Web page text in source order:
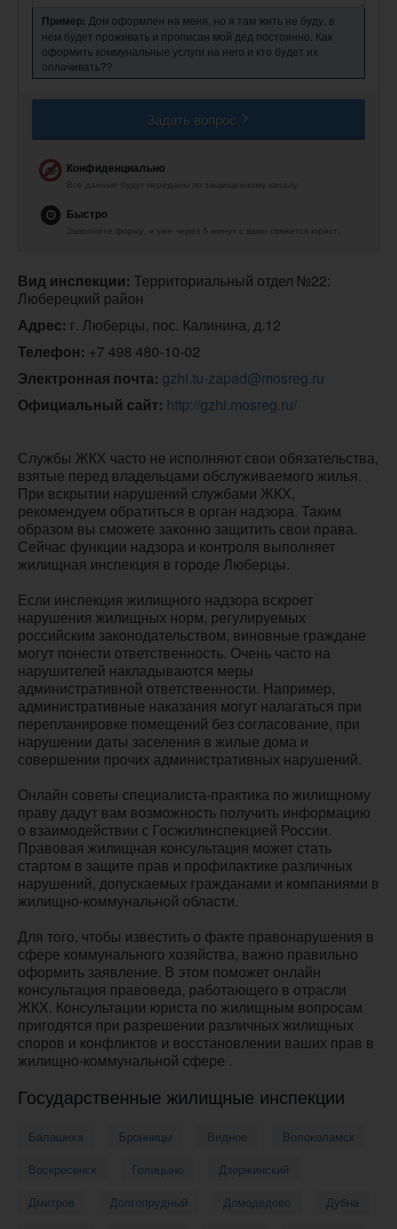
Пример: Дом оформлен на меня, но я там жить не буду, в
нем будет проживать и прописан мой дед постоянно. Как
оформить коммунальные услуги на него и кто будет их
оплачивать??
Задать вопрос
Конфиденциально
Все данные будут переданы по защищенному каналу.
Быстро
Заполните форму, и уже через 5 минут с вами свяжется юрист.
Вид инспекции: Территориальный отдел №22:
Люберецкий район
Адрес: г. Люберцы, пос. Калинина, д.12
Телефон: +7 498 480-10-02
Электронная почта: gzhi.tu-zapad@mosreg.ru
Официальный сайт: http://gzhi.mosreg.ru/
Службы ЖКХ часто не исполняют свои обязательства,
взятые перед владельцами обслуживаемого жилья.
При вскрытии нарушений службами ЖКХ,
рекомендуем обратиться в орган надзора. Таким
образом вы сможете законно защитить свои права.
Сейчас функции надзора и контроля выполняет
жилищная инспекция в городе Люберцы.
Если инспекция жилищного надзора вскроет
нарушения жилищных норм, регулируемых
российским законодательством, виновные граждане
могут понести ответственность. Очень часто на
нарушителей накладываются меры
административной ответственности. Например,
административные наказания могут налагаться при
перепланировке помещений без согласование, при
нарушении даты заселения в жилые дома и
совершении прочих административных нарушений.
Онлайн советы специалиста-практика по жилищному
праву дадут вам возможность получить информацию
о взаимодействии с Госжилинспекцией России.
Правовая жилищная консультация может стать
стартом в защите прав и профилактике различных
нарушений, допускаемых гражданами и компаниями в
жилищно-коммунальной области.
Для того, чтобы известить о факте правонарушения в
сфере коммунального хозяйства, важно правильно
оформить заявление. В этом поможет онлайн
консультация правоведа, работающего в отрасли
ЖКХ. Консультации юриста по жилищным вопросам
пригодятся при разрешении различных жилищных
споров и конфликтов и восстановлении ваших прав в
жилищно-коммунальной сфере .
Государственные жилищные инспекции
Балашиха Бронницы Видное
Волоколамск
Воскресенск
Голицыно
Дзержинский
Дмитров
Долгопрудный Домодедово
Дубна